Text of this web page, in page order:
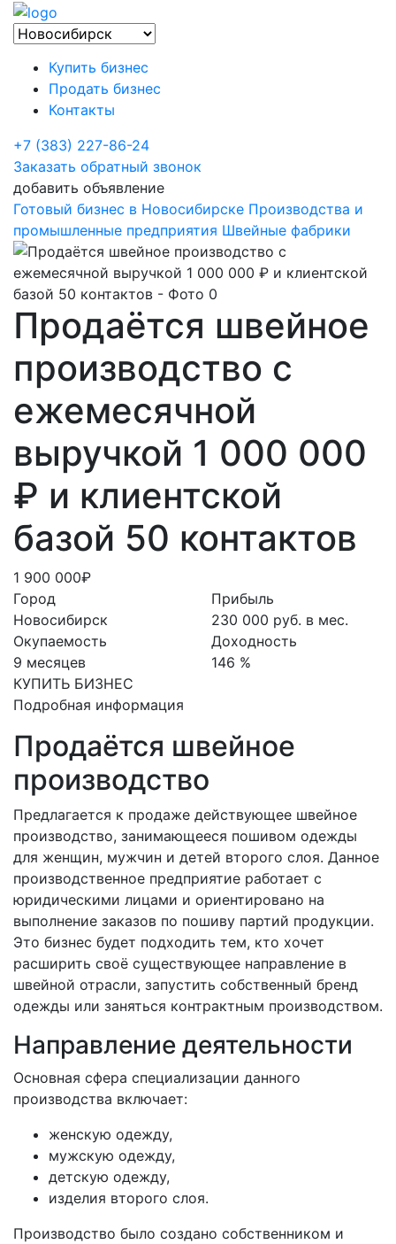
Купить бизнес
Продать бизнес
Контакты
+7 (383) 227-86-24
Заказать обратный звонок
добавить объявление
Готовый бизнес в Новосибирске Производства и
промышленные предприятия Швейные фабрики
Продаётся швейное
производство с
ежемесячной
выручкой 1 000 000
₽ и клиентской
базой 50 контактов
1 900 000₽
Город
Новосибирск
Окупаемость
9 месяцев
КУПИТЬ БИЗНЕС
Прибыль
230 000 руб. в мес.
Доходность
146 %
Подробная информация
Продаётся швейное
производство
Предлагается к продаже действующее швейное
производство, занимающееся пошивом одежды
для женщин, мужчин и детей второго слоя. Данное
производственное предприятие работает с
юридическими лицами и ориентировано на
выполнение заказов по пошиву партий продукции.
Это бизнес будет подходить тем, кто хочет
расширить своё существующее направление в
швейной отрасли, запустить собственный бренд
одежды или заняться контрактным производством.
Направление деятельности
Основная сфера специализации данного
производства включает:
женскую одежду,
мужскую одежду,
детскую одежду,
изделия второго слоя.
Производство было создано собственником и